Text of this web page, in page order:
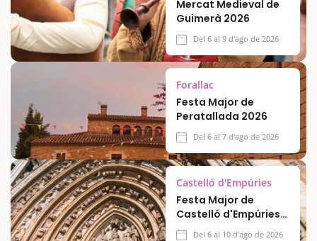
Mercat Medieval de
Guimerà 2026
Del 6 al 9 d'ago de 2026
Forallac
Festa Major de
Peratallada 2026
Del 6 al 7 d'ago de 2026
Castelló d'Empúries
Festa Major de
Castelló d'Empúries
2026Del 6 al 10 d'ago de 2026